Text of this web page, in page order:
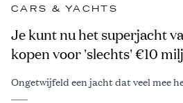
CARS & YACHTS
Je kunt nu het superjacht
kopen voor 'slechts' €10
Ongetwijfeld een jacht dat veel mee